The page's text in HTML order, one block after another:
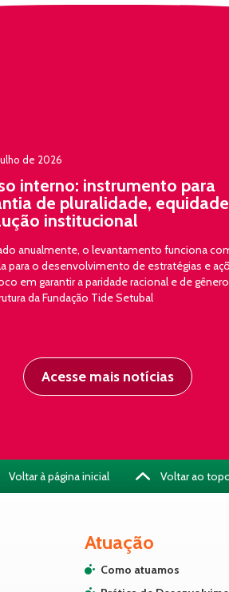
de 2026
interno: instrumento para
de pluralidade,
institucional
anualmente, o levantamento funciona
para o desenvolvimento de estratégias e
em garantir a paridade racional e de
da Fundação Tide Setubal
Acesse mais notícias
Voltar à página inicial Voltar ao
Atuação
Como atuamos